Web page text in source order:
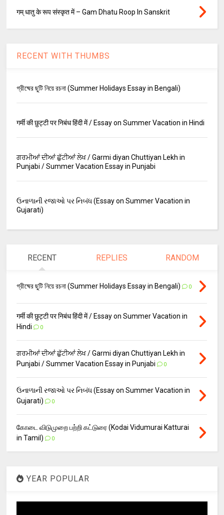
गम् धातु के रूप संस्कृत में – Gam Dhatu Roop In Sanskrit
RECENT WITH THUMBS
গ্রীষ্মের ছুটি নিয়ে রচনা (Summer Holidays Essay in Bengali)
गर्मी की छुट्टी पर निबंध हिंदी में / Essay on Summer Vacation in Hindi
ਗਰਮੀਆਂ ਦੀਆਂ ਛੁੱਟੀਆਂ ਲੇਖ / Garmi diyan Chuttiyan Lekh in
Punjabi / Summer Vacation Essay in Punjabi
ઉનાળાની રજાઓ પર નિબંધ (Essay on Summer Vacation in
Gujarati)
RECENT REPLIES RANDOM
গ্রীষ্মের ছুটি নিয়ে রচনা (Summer Holidays Essay in Bengali) 0
गर्मी की छुट्टी पर निबंध हिंदी में / Essay on Summer Vacation in
Hindi
0
ਗਰਮੀਆਂ ਦੀਆਂ ਛੁੱਟੀਆਂ ਲੇਖ / Garmi diyan Chuttiyan Lekh in
Punjabi / Summer Vacation Essay in Punjabi
0
ઉનાળાની રજાઓ પર નિબંધ (Essay on Summer Vacation in
Gujarati)
0
கோடை விடுமுறை பற்றி கட்டுரை (Kodai Vidumurai Katturai
in Tamil)
0
YEAR POPULAR